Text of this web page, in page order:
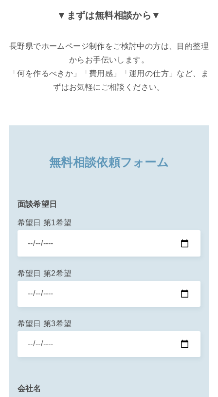
▼まずは無料相談から▼
長野県でホームページ制作をご検討中の方は、目的整理
からお手伝いします。
「何を作るべきか」「費用感」「運用の仕方」など、ま
ずはお気軽にご相談ください。
無料相談依頼フォーム
面談希望日
希望日 第1希望
希望日 第2希望
希望日 第3希望
会社名